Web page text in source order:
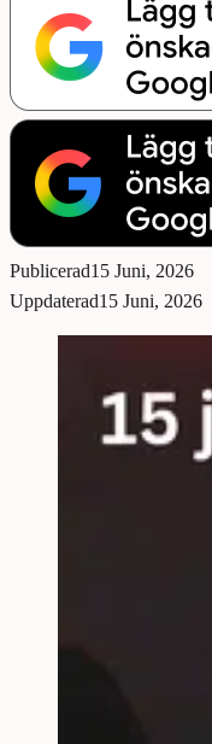
Publicerad15 Juni, 2026
Uppdaterad15 Juni, 2026